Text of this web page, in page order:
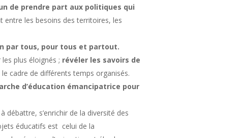
de prendre part aux politiques qui
entre les besoins des territoires, les
par tous, pour tous et partout.
plus éloignés ; révéler les savoirs de
le cadre de différents temps organisés.
d’éducation émancipatrice pour
débattre, s’enrichir de la diversité des
éducatifs est celui de la